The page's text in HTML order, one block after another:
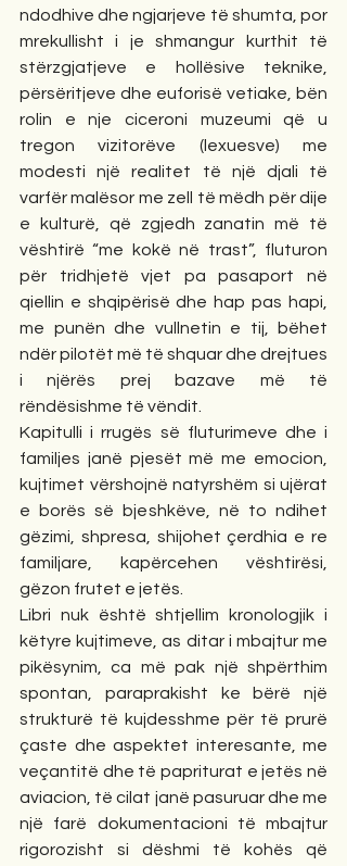
ndodhive dhe ngjarjeve të shumta, por
mrekullisht i je shmangur kurthit të
stërzgjatjeve e hollësive teknike,
përsëritjeve dhe euforisë vetiake, bën
rolin e nje ciceroni muzeumi që u
tregon vizitorëve (lexuesve) me
modesti një realitet të një djali të
varfër malësor me zell të mëdh për dije
e kulturë, që zgjedh zanatin më të
vështirë “me kokë në trast”, fluturon
për tridhjetë vjet pa pasaport në
qiellin e shqipërisë dhe hap pas hapi,
me punën dhe vullnetin e tij, bëhet
ndër pilotët më të shquar dhe drejtues
i njërës prej bazave më të
rëndësishme të vëndit.
Kapitulli i rrugës së fluturimeve dhe i
familjes janë pjesët më me emocion,
kujtimet vërshojnë natyrshëm si ujërat
e borës së bjeshkëve, në to ndihet
gëzimi, shpresa, shijohet çerdhia e re
familjare, kapërcehen vështirësi,
gëzon frutet e jetës.
Libri nuk është shtjellim kronologjik i
këtyre kujtimeve, as ditar i mbajtur me
pikësynim, ca më pak një shpërthim
spontan, paraprakisht ke bërë një
strukturë të kujdesshme për të prurë
çaste dhe aspektet interesante, me
veçantitë dhe të papriturat e jetës në
aviacion, të cilat janë pasuruar dhe me
një farë dokumentacioni të mbajtur
rigorozisht si dëshmi të kohës që